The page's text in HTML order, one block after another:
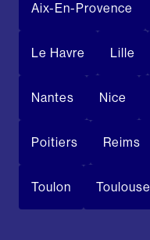
Aix-En-Provence
Le Havre Lille
Nantes Nice
Poitiers Reims
Toulon Toulouse